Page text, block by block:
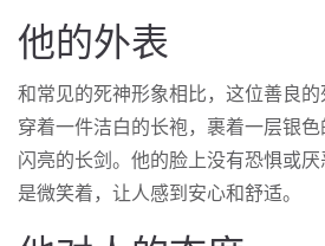
他的外表
和常见的死神形象相比，这位善良
穿着一件洁白的长袍，裹着一层银
闪亮的长剑。他的脸上没有恐惧或
是微笑着，让人感到安心和舒适。